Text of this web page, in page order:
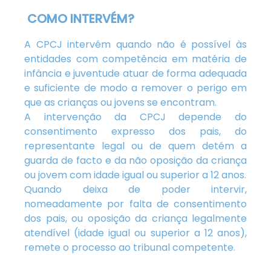
COMO INTERVÉM?
A CPCJ intervém quando não é possível às
entidades com competência em matéria de
infância e juventude atuar de forma adequada
e suficiente de modo a remover o perigo em
que as crianças ou jovens se encontram.
A intervenção da CPCJ depende do
consentimento expresso dos pais, do
representante legal ou de quem detém a
guarda de facto e da não oposição da criança
ou jovem com idade igual ou superior a 12 anos.
Quando deixa de poder intervir,
nomeadamente por falta de consentimento
dos pais, ou oposição da criança legalmente
atendível (idade igual ou superior a 12 anos),
remete o processo ao tribunal competente.